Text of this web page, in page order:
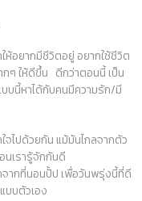
ห้อยากมีชีวิตอยู่ อยากใช้ชีวิต
ๆ ให้ดีขึ้น ดีกว่าตอนนี้ เป็น
บนี้หาได้กับคนมีความรัก/มี
ไปด้วยกัน แม้มันไกลจากตัว
นเรารู้จักกันดี
ากที่นอนปั้ป เพื่อวันพรุ่งนี้ที่ดี
บบตัวเอง